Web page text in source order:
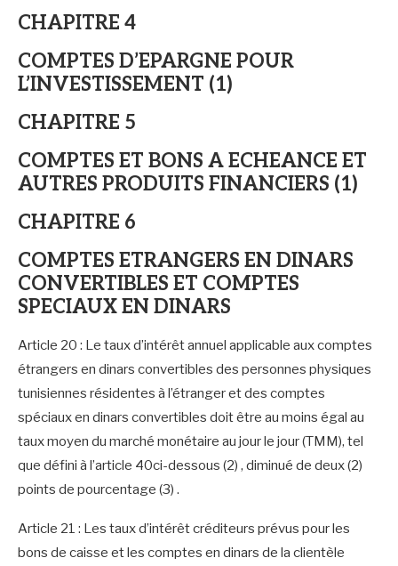
CHAPITRE 4
COMPTES D’EPARGNE POUR
L’INVESTISSEMENT (1)
CHAPITRE 5
COMPTES ET BONS A ECHEANCE ET
AUTRES PRODUITS FINANCIERS (1)
CHAPITRE 6
COMPTES ETRANGERS EN DINARS
CONVERTIBLES ET COMPTES
SPECIAUX EN DINARS
Article 20 : Le taux d’intérêt annuel applicable aux comptes
étrangers en dinars convertibles des personnes physiques
tunisiennes résidentes à l’étranger et des comptes
spéciaux en dinars convertibles doit être au moins égal au
taux moyen du marché monétaire au jour le jour (TMM), tel
que défini à l’article 40ci-dessous (2) , diminué de deux (2)
points de pourcentage (3) .
Article 21 : Les taux d’intérêt créditeurs prévus pour les
bons de caisse et les comptes en dinars de la clientèle